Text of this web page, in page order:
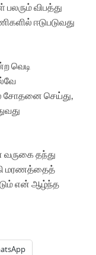
விபத்து
ஈடுபடுவது
வெடி
சோதனை செய்து,
வருகை தந்து
மரணத்தைத்
என் ஆழ்ந்த